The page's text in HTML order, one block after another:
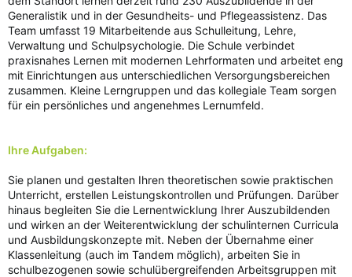
Generalistik und in der Gesundheits- und Pflegeassistenz. Das
Team umfasst 19 Mitarbeitende aus Schulleitung, Lehre,
Verwaltung und Schulpsychologie. Die Schule verbindet
praxisnahes Lernen mit modernen Lehrformaten und arbeitet eng
mit Einrichtungen aus unterschiedlichen Versorgungsbereichen
zusammen. Kleine Lerngruppen und das kollegiale Team sorgen
für ein persönliches und angenehmes Lernumfeld.
Ihre Aufgaben:
Sie planen und gestalten Ihren theoretischen sowie praktischen
Unterricht, erstellen Leistungskontrollen und Prüfungen. Darüber
hinaus begleiten Sie die Lernentwicklung Ihrer Auszubildenden
und wirken an der Weiterentwicklung der schulinternen Curricula
und Ausbildungskonzepte mit. Neben der Übernahme einer
Klassenleitung (auch im Tandem möglich), arbeiten Sie in
schulbezogenen sowie schulübergreifenden Arbeitsgruppen mit